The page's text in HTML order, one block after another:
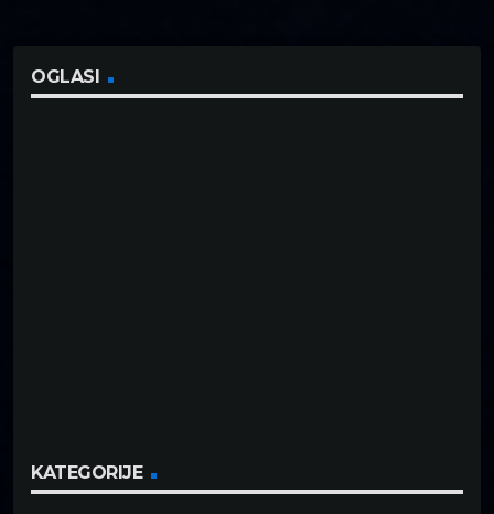
OGLASI
KATEGORIJE